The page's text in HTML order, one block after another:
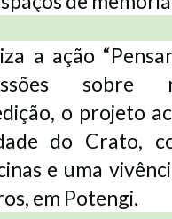
a ação
o projeto
do Crato,
e uma
em Potengi.